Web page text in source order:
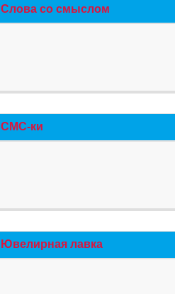
Слова со смыслом
СМС-ки
Ювелирная лавка